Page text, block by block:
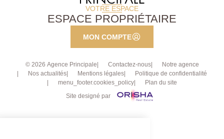
VOTRE ESPACE
ESPACE PROPRIÉTAIRE
MON COMPTE
© 2026 Agence Principale Contactez-nous
Notre agence
Nos actualités
Mentions légales
Politique de confidentialité
menu_footer.cookies_policy
Plan du site
Site designé par